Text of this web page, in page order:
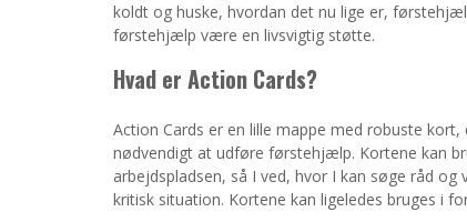
koldt og huske, hvordan det nu lige er,
førstehjælp være en livsvigtig støtte.
Hvad er Action Cards?
Action Cards er en lille mappe med robuste
nødvendigt at udføre førstehjælp. Kortene kan
arbejdspladsen, så I ved, hvor I kan søge råd
kritisk situation. Kortene kan ligeledes bruges i